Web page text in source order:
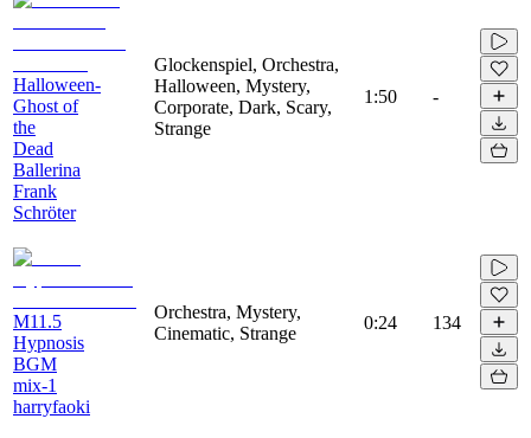
Halloween-
Ghost of
the
Dead
Ballerina
Frank
Schröter
Glockenspiel, Orchestra,
Halloween, Mystery,
Corporate, Dark, Scary,
Strange
1:50 -
M11.5
Hypnosis
BGM
mix-1
harryfaoki
Orchestra, Mystery,
Cinematic, Strange
0:24 134